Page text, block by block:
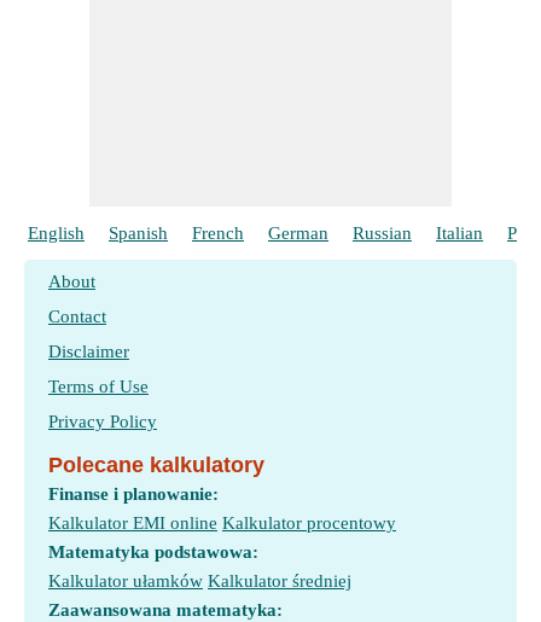
English Spanish French German Russian Italian
About
Contact
Disclaimer
Terms of Use
Privacy Policy
Polecane kalkulatory
Finanse i planowanie:
Kalkulator EMI online Kalkulator procentowy
Matematyka podstawowa:
Kalkulator ułamków Kalkulator średniej
Zaawansowana matematyka: